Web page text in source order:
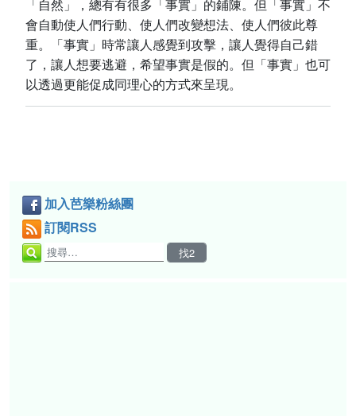
「自然」，總有有很多「事實」的鋪陳。但「事實」不
會自動使人們行動、使人們改變想法、使人們彼此尊
重。「事實」時常讓人感覺到攻擊，讓人覺得自己錯
了，讓人想要逃避，希望事實是假的。但「事實」也可
以透過更能促成同理心的方式來呈現。
加入芭樂粉絲團
訂閱RSS